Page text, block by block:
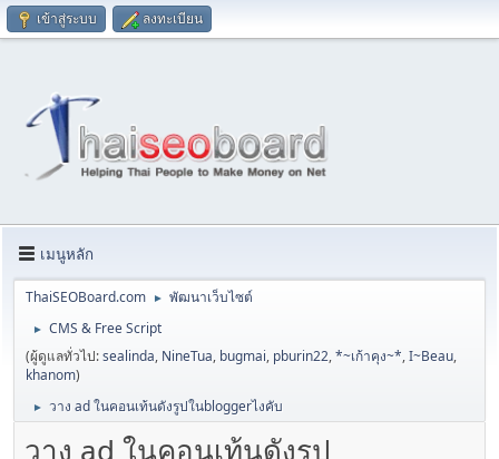
เข้าสู่ระบบ ลงทะเบียน
เมนูหลัก
ThaiSEOBoard.com ► พัฒนาเว็บไซต์
►
CMS & Free Script
(ผู้ดูแลทั่วไป:sealinda, NineTua, bugmai, pburin22,*~เก้าคุง~*,I~Beau,
khanom)
► วาง ad ในคอนเท้นดังรูปในbloggerไงคับ
วาง ad ในคอนเท้นดังรูป